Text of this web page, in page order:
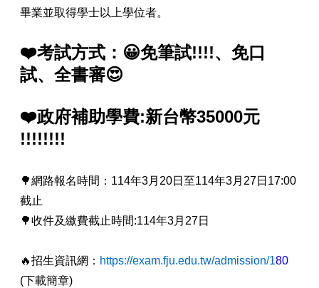
畢業並取得學士以上學位者。
❤️考試方式： 😀免筆試!!!!、免口
試、全書審😍
❤️政府補助學費:新台幣35000元
!!!!!!!!
🌳網路報名時間：114年3月20日至114年3月27日17:00
截止
🌳收件及繳費截止時間:114年3月27日
🔥招生資訊網： https://exam.fju.edu.tw/admission/180
(下載簡章)